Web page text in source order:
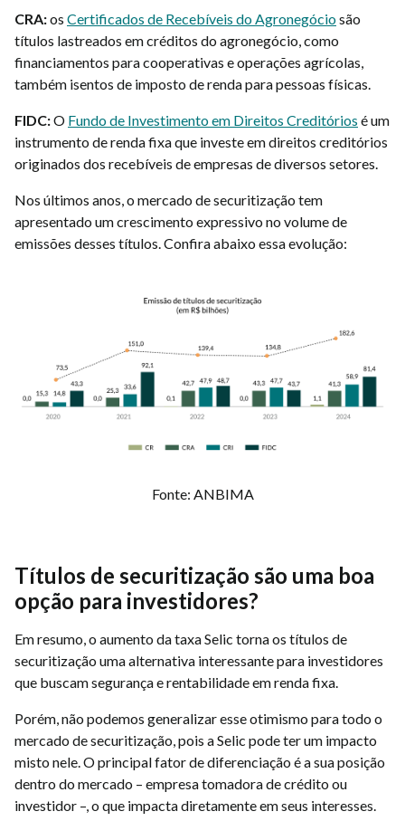
CRA:os Certificados de Recebíveis do Agronegóciosão
títulos lastreados em créditos do agronegócio, como
financiamentos para cooperativas e operações agrícolas,
também isentos de imposto de renda para pessoas físicas.
FIDC:O Fundo de Investimento em Direitos Creditórios é um
instrumento de renda fixa que investe em direitos creditórios
originados dos recebíveis de empresas de diversos setores.
Nos últimos anos, o mercado de securitização tem
apresentado um crescimento expressivo no volume de
emissões desses títulos. Confira abaixo essa evolução:
Fonte: ANBIMA
Títulos de securitização são uma boa
opção para investidores?
Em resumo, o aumento da taxa Selic torna os títulos de
securitização uma alternativa interessante para investidores
que buscam segurança e rentabilidade em renda fixa.
Porém, não podemos generalizar esse otimismo para todo o
mercado de securitização, pois a Selic pode ter um impacto
misto nele. O principal fator de diferenciação é a sua posição
dentro do mercado – empresa tomadora de crédito ou
investidor –, o que impacta diretamente em seus interesses.